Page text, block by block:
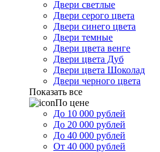
Двери светлые
Двери серого цвета
Двери синего цвета
Двери темные
Двери цвета венге
Двери цвета Дуб
Двери цвета Шоколад
Двери черного цвета
Показать все
По цене
До 10 000 рублей
До 20 000 рублей
До 40 000 рублей
От 40 000 рублей